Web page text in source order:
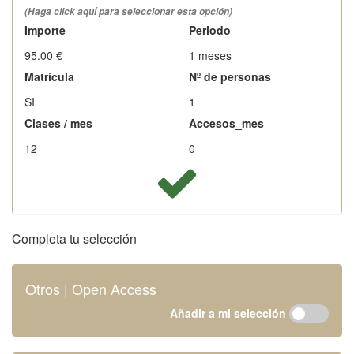
(Haga click aquí para seleccionar esta opción)
Importe
95.00 €
Periodo
1 meses
Matrícula
SI
Nº de personas
1
Clases / mes
12
Accesos_mes
0
Completa tu selección
Otros | Open Access
Añadir a mi selección